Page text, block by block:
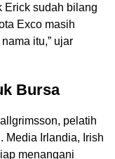
Erick sudah bilang
Exco masih
itu,” ujar
Bursa
pelatih
Media Irlandia, Irish
menangani